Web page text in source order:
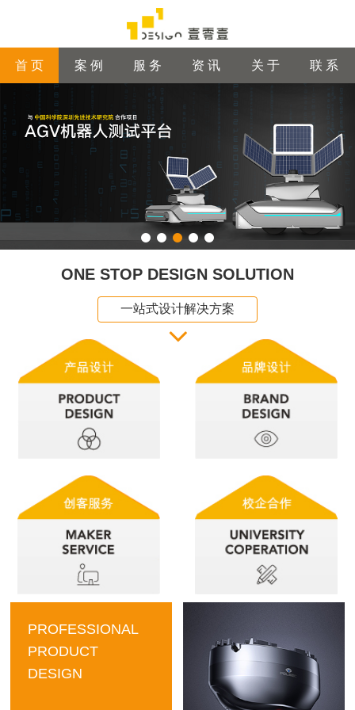
首 页 案 例 服 务 资 讯 关 于 联 系
ONE STOP DESIGN SOLUTION
一站式设计解决方案
PROFESSIONAL
PRODUCT
DESIGN